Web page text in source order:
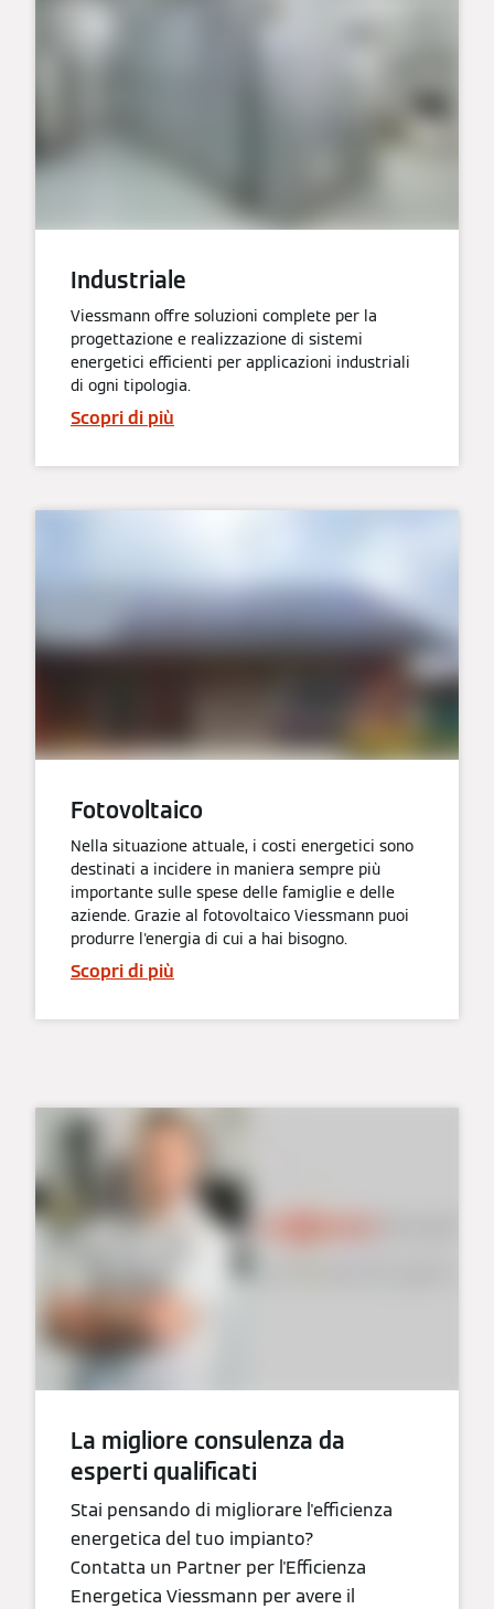
Industriale
Viessmann offre soluzioni complete per la
progettazione e realizzazione di sistemi
energetici efficienti per applicazioni industriali
di ogni tipologia.
Scopri di più
Fotovoltaico
Nella situazione attuale, i costi energetici sono
destinati a incidere in maniera sempre più
importante sulle spese delle famiglie e delle
aziende. Grazie al fotovoltaico Viessmann puoi
produrre l'energia di cui a hai bisogno.
Scopri di più
La migliore consulenza da
esperti qualificati
Stai pensando di migliorare l'efficienza
energetica del tuo impianto?
Contatta un Partner per l'Efficienza
Energetica Viessmann per avere il